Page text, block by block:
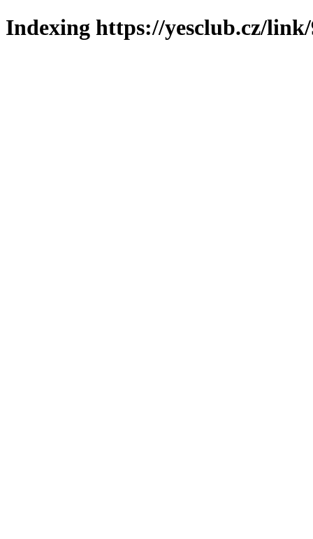
Indexing https://yesclub.cz/link/